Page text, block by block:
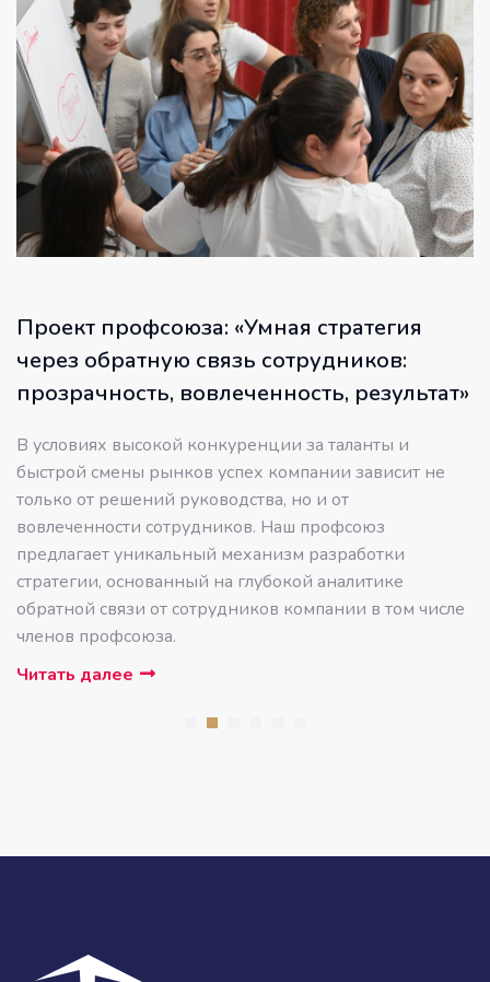
Проект профсоюза: «Умная стратегия
через обратную связь сотрудников:
прозрачность, вовлеченность, результат»
В условиях высокой конкуренции за таланты и
быстрой смены рынков успех компании зависит не
только от решений руководства, но и от
вовлеченности сотрудников. Наш профсоюз
предлагает уникальный механизм разработки
стратегии, основанный на глубокой аналитике
обратной связи от сотрудников компании в том числе
членов профсоюза.
Читать далее